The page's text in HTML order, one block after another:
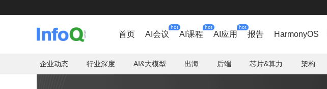
首页 AI会议
hot
AI课程
hot
AI应用
hot
报告 HarmonyOS
企业动态 行业深度 AI&大模型 出海 后端 芯片&算力 架构